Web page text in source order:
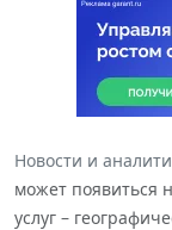
Новости и
может появиться
услуг –